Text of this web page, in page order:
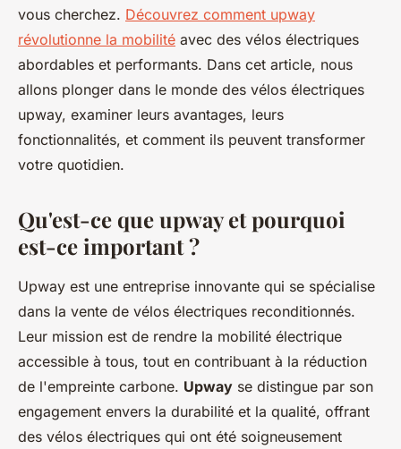
Candice•16 janvier 2025•7 min de lecture
vous cherchez. Découvrez comment upway
révolutionne la mobilité avec des vélos électriques
abordables et performants. Dans cet article, nous
allons plonger dans le monde des vélos électriques
upway, examiner leurs avantages, leurs
fonctionnalités, et comment ils peuvent transformer
votre quotidien.
Qu'est-ce que upway et pourquoi
est-ce important ?
Upway est une entreprise innovante qui se spécialise
dans la vente de vélos électriques reconditionnés.
Leur mission est de rendre la mobilité électrique
accessible à tous, tout en contribuant à la réduction
de l'empreinte carbone. Upway se distingue par son
engagement envers la durabilité et la qualité, offrant
des vélos électriques qui ont été soigneusement